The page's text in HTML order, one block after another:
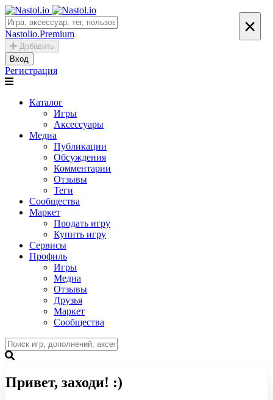
Nastolio.Premium
Добавить
Вход
Регистрация
Каталог
Игры
Аксессуары
Медиа
Публикации
Обсуждения
Комментарии
Отзывы
Теги
Сообщества
Маркет
Продать игру
Купить игру
Сервисы
Профиль
Игры
Медиа
Отзывы
Друзья
Маркет
Сообщества
×
Привет, заходи! :)